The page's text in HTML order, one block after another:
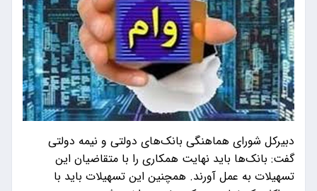
دبیرکل شورای هماهنگی بانک‌های دولتی و نیمه دولتی
گفت:‌ بانک‌ها باید نهایت همکاری را با متقاضیان این
تسهیلات به عمل آورند. همچنین این تسهیلات باید با